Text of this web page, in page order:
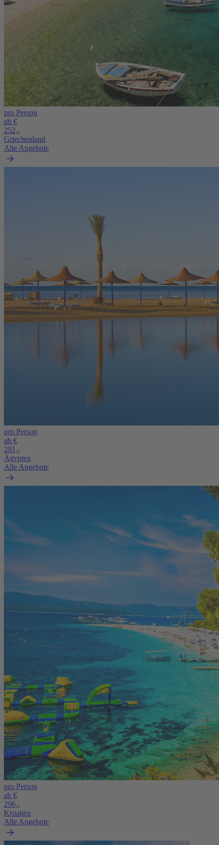
pro Person
ab €
252,-
Griechenland
Alle Angebote
pro Person
ab €
291,-
Ägypten
Alle Angebote
pro Person
ab €
296,-
Kroatien
Alle Angebote